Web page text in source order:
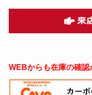
WEBからも在庫の確認